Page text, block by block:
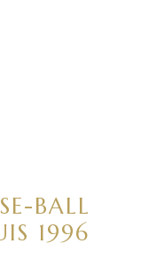
BALL
1996